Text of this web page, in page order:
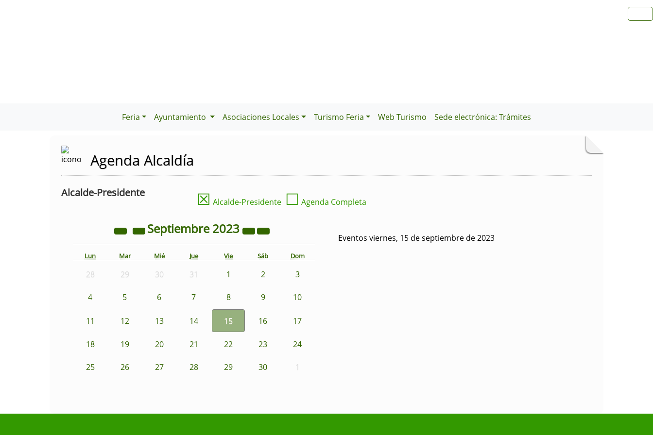
Feria Ayuntamiento Asociaciones Locales Turismo Feria Web Turismo Sede electrónica: Trámites
Agenda Alcaldía
Alcalde-Presidente ☒ Alcalde-Presidente ☐ Agenda Completa
Septiembre2023
Lun Mar Mié Jue Vie Sáb Dom
28 29 30 31 1 2 3
4 5 6 7 8 9 10
11 12 13 14 15 16 17
18 19 20 21 22 23 24
25 26 27 28 29 30 1
Eventos viernes, 15 de septiembre de 2023